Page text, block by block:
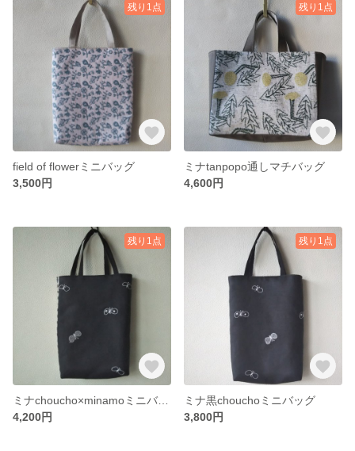
残り1点
field of flowerミニバッグ
3,500円
残り1点
ミナtanpopo通しマチバッグ
4,600円
残り1点
ミナchoucho×minamoミニバッグ
4,200円
残り1点
ミナ黒chouchoミニバッグ
3,800円